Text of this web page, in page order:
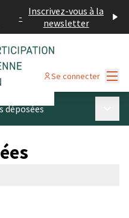
- Inscrivez-vous à la
newsletter
Se connecter
déposées